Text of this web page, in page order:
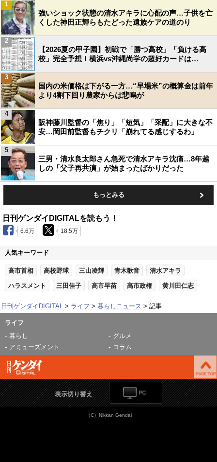
強いショック状態の清水アキラに心配の声…子供を亡
くした神田正輝らもたどった遺族ケアの道のり
1
【2026夏の甲子園】初戦で「勝つ高校」「負ける高
校」完全予想！横浜vs沖縄尚学の超好カードは…
2
国内の米価格は下がる一方…“早場米”の概算金は前年
より4割下回り農家からは悲鳴が
3
阪神藤川監督の「焦り」「短気」「采配」に大きな不
安…岡田前監督もチクリ「崩れてる感じするわ」
4
三男・清水良太郎さん急死で清水アキラ沈痛…8年越
しの「父子再共演」が始まったばかりだった
5
もっとみる
日刊ゲンダイDIGITALを読もう！
6.6万 18.5万
人気キーワード
高市首相 高校野球 三山凌輝 青木歌音 清水アキラ
ハラスメント 三田佳子 高市早苗 高市政権 黄川田仁志
日刊ゲンダイDIGITAL ライフ 暮らしニュース 記事
ライフ
暮らし
グルメ
アミューズメント
コラム
表示切り替え
（C）Nikkan Gendai